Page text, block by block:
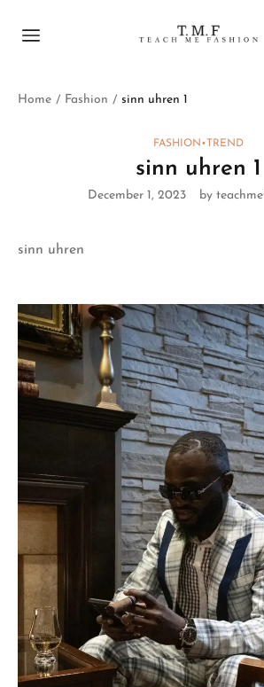
Home / Fashion / sinn uhren 1
FASHION •TREND
sinn uhren 1
December 1, 2023 by
sinn uhren